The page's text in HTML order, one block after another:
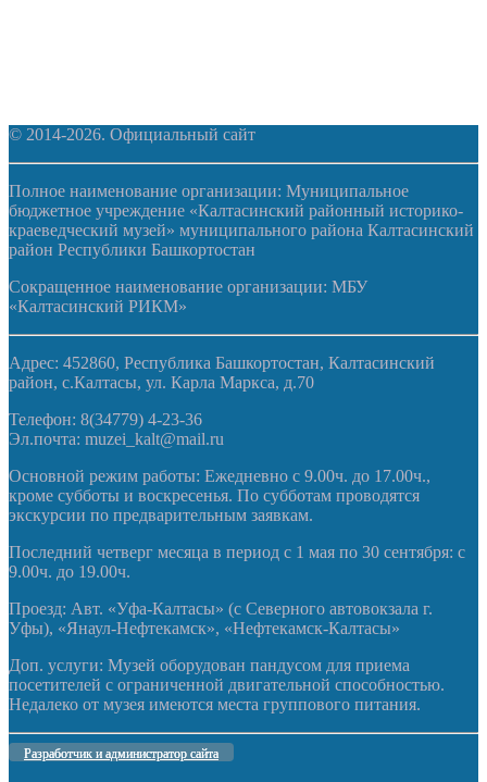
© 2014-2026. Официальный сайт
Полное наименование организации: Муниципальное
бюджетное учреждение «Калтасинский районный историко-
краеведческий музей» муниципального района Калтасинский
район Республики Башкортостан
Сокращенное наименование организации: МБУ
«Калтасинский РИКМ»
Адрес: 452860, Республика Башкортостан, Калтасинский
район, с.Калтасы, ул. Карла Маркса, д.70
Телефон: 8(34779) 4-23-36
Эл.почта: muzei_kalt@mail.ru
Основной режим работы: Ежедневно с 9.00ч. до 17.00ч.,
кроме субботы и воскресенья. По субботам проводятся
экскурсии по предварительным заявкам.
Последний четверг месяца в период с 1 мая по 30 сентября: с
9.00ч. до 19.00ч.
Проезд: Авт. «Уфа-Калтасы» (с Северного автовокзала г.
Уфы), «Янаул-Нефтекамск», «Нефтекамск-Калтасы»
Доп. услуги: Музей оборудован пандусом для приема
посетителей с ограниченной двигательной способностью.
Недалеко от музея имеются места группового питания.
Разработчик и администратор сайта